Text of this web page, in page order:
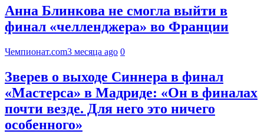
Анна Блинкова не смогла выйти в
финал «челленджера» во Франции
Чемпионат.com3 месяца ago 0
Зверев о выходе Синнера в финал
«Мастерса» в Мадриде: «Он в финалах
почти везде. Для него это ничего
особенного»